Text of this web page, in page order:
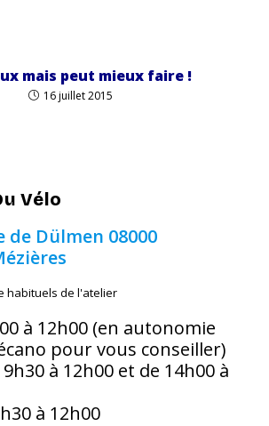
mais peut mieux faire !
16 juillet 2015
Vélo
de Dülmen 08000
habituels de l'atelier
à 12h00 (en autonomie
pour vous conseiller)
à 12h00 et de 14h00 à
à 12h00